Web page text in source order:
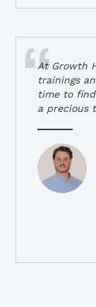
At Growth
trainings
time to find
a precious